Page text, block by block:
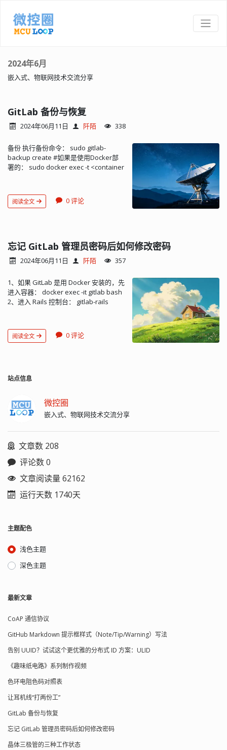
2024年6月
嵌入式、物联网技术交流分享
GitLab 备份与恢复
2024年06月11日 阡陌 338
备份 执行备份命令： sudo gitlab-
backup create #如果是使用Docker部
署的： sudo docker exec -t <container
id>_gitlab_backup.tar，其中的
<backup-id> 包含了备份时间、GitLab
存储位置是：/var/opt/gitlab/backups
此外还应单独备份以下文件：
/etc/gitlab/gitlab.rb /etc/gitlab/gitlab-
/etc/gitlab/trusted-certs 自动删除旧备
份 如果想在备份时自动删除旧备份文
件，可以修改备份文件的生存期，编辑
gitlab_rails['backup_keep_time'] =
604800 修改配置文件后需执行重新配置
新安装一个全新的程序，但要选用与备
被清除！ 首先应该手动恢复：
/etc/gitlab/gitlab.rb /etc/gitlab/gitlab-
secrets.json /etc/gitlab/ssl
复的备份文件拷贝至：
/var/opt/gitlab/backups/（如果没改备
份存储路径的话） 停止连接到数据库的
进程： sudo gitlab-ctl stop puma sudo
gitlab-ctl stop sidekiq sudo gitlab-ctl
status #再次确认他们已被关闭 执行恢
gitlab-backup restore
BACKUP=11493107454_2018_04_25_10.6.4-
ce 恢复完成后重新启动并检查 GitLab：
sudo gitlab-ctl restart sudo gitlab-rake
gitlab:check SANITIZE=true 验证数据库
的值是否可以被解密，尤其是在还原
gitlab:doctor:secrets 为了确保恢复的可
sudo gitlab-rake gitlab:artifacts:check
sudo gitlab-rake gitlab:lfs:check sudo
gitlab-rake gitlab:uploads:chec...
阅读全文 0 评论
忘记 GitLab 管理员密码后如何修改密码
2024年06月11日 阡陌 357
1、如果 GitLab 是用 Docker 安装的，先
进入容器： docker exec -it gitlab bash
2、进入 Rails 控制台： gitlab-rails
ruby 2.7.5p203 (2021-11-24 revision
f69aeb8314) [x86_64-linux] GitLab:
booted in 10s ] Loading production
irb(main):001:0> 3、查找到管理员对
象，以 root 为例： user =
User.find_by(username: 'root') pp
'new password' user.save quit 接下来
就可以用新密码登录...
阅读全文 0 评论
站点信息
微控圈
嵌入式、物联网技术交流分享
文章数 208
评论数 0
文章阅读量 62162
运行天数 1740天
主题配色
浅色主题
深色主题
最新文章
CoAP 通信协议
GitHub Markdown 提示框样式（Note/Tip/Warning）写法
告别 UUID？试试这个更优雅的分布式 ID 方案：ULID
《趣味纸电路》系列制作视频
色环电阻色码对照表
让耳机线“打两份工”
GitLab 备份与恢复
忘记 GitLab 管理员密码后如何修改密码
晶体三极管的三种工作状态